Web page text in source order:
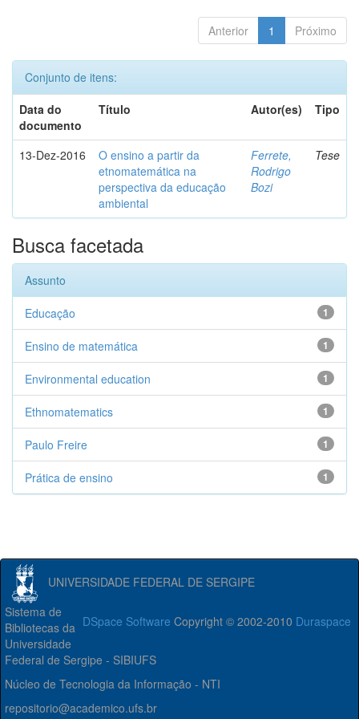
Anterior 1 Próximo
Conjunto de itens:
Data do
documento
Título Autor(es) Tipo
13-Dez-2016
O ensino a partir da
etnomatemática na
perspectiva da educação
ambiental
Ferrete,
Rodrigo
Bozi
Tese
Busca facetada
Assunto
1
Educação
1
Ensino de matemática
1
Environmental education
1
Ethnomatematics
1
Paulo Freire
1
Prática de ensino
UNIVERSIDADE FEDERAL DE SERGIPE
DSpace Software Copyright © 2002-2010 Duraspace
Sistema de
Bibliotecas da
Universidade
Federal de Sergipe - SIBIUFS
Núcleo de Tecnologia da Informação - NTI
repositorio@academico.ufs.br